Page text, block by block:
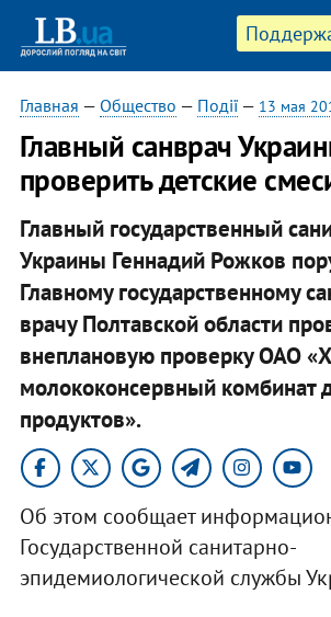
Главная — Общество — Події— 13 мая
Главный санврач
проверить детские
Главный государственный
Украины Геннадий Рожков
Главному государственному
врачу Полтавской области
внеплановую проверку ОАО
молококонсервный комбинат
продуктов».
Об этом сообщает
Государственной санитарно-
эпидемиологической службы